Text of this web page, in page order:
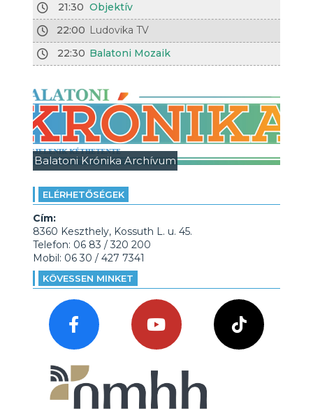
21:30 Objektív
22:00 Ludovika TV
22:30 Balatoni Mozaik
Balatoni Krónika Archívum
ELÉRHETŐSÉGEK
Cím:
8360 Keszthely, Kossuth L. u. 45.
Telefon: 06 83 / 320 200
Mobil: 06 30 / 427 7341
KÖVESSEN MINKET